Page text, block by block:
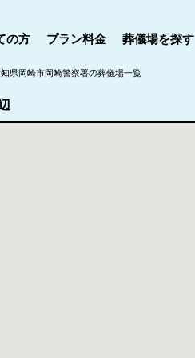
の方 プラン料金 葬儀場を探す
県岡崎市岡崎警察署の葬儀場一覧